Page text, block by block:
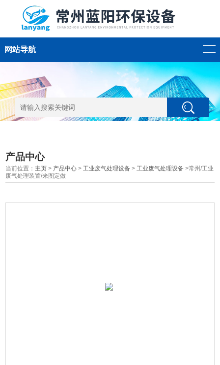
网站导航
产品中心
当前位置： 主页 > 产品中心 >工业废气处理设备 >工业废气处理设备 >常州/工业
废气处理装置/来图定做